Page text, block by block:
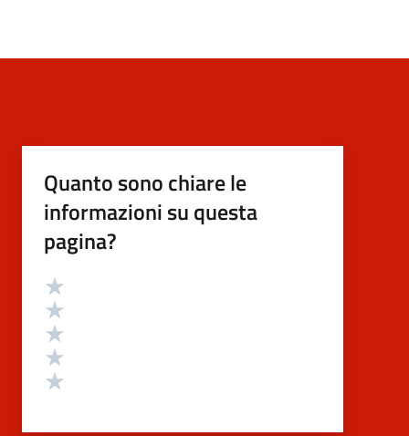
Quanto sono chiare le
informazioni su questa
pagina?
Valutazione